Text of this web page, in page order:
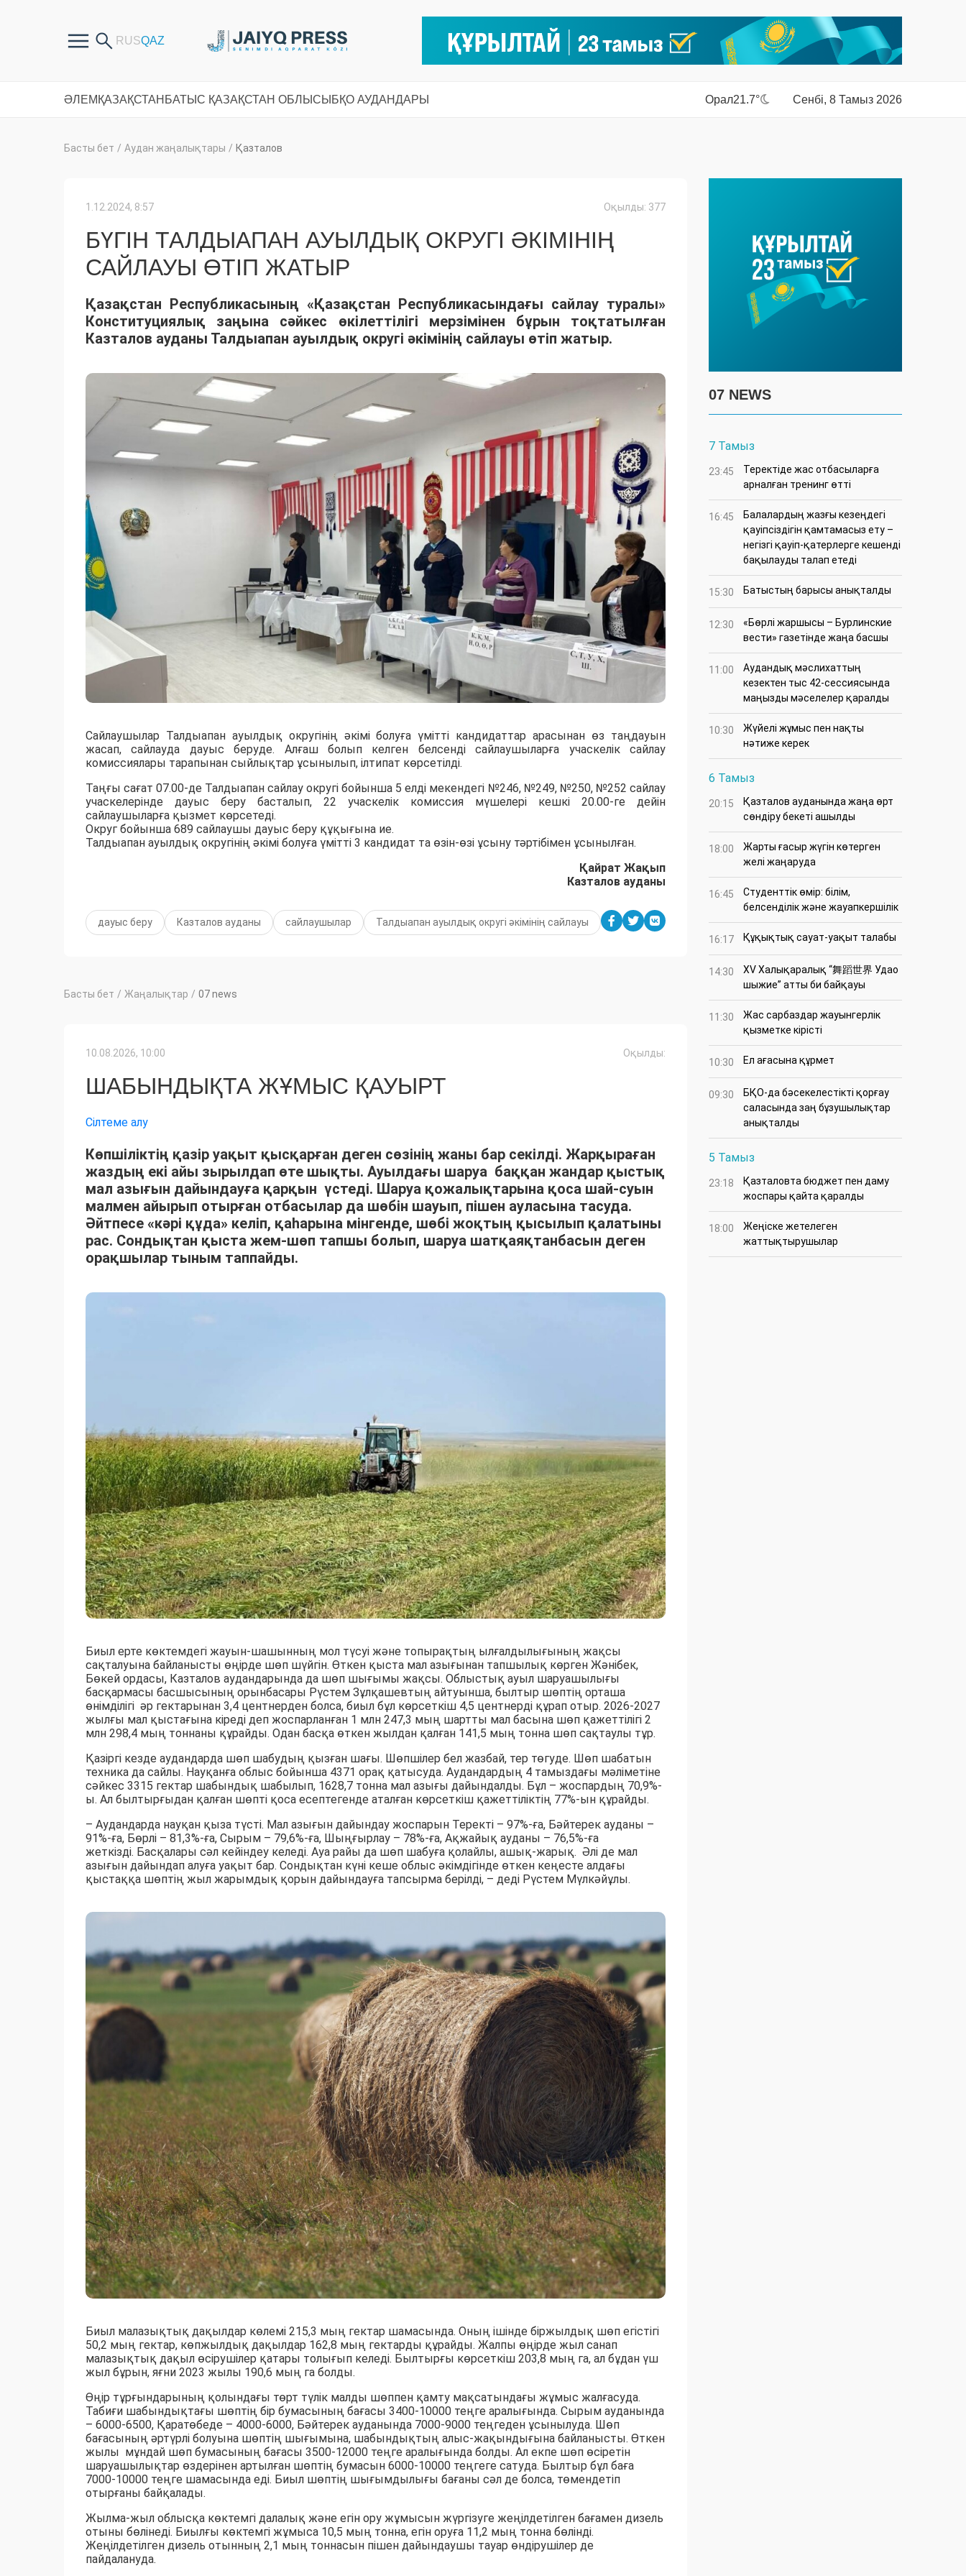
ӘЛЕМ ҚАЗАҚСТАН БАТЫС ҚАЗАҚСТАН ОБЛЫСЫ БҚО АУДАНДАРЫ Орал21.7° Сенбі, 8 Тамыз 2026
Басты бет / Аудан жаңалықтары / Қазталов
1.12.2024, 8:57 Оқылды: 377
БҮГІН ТАЛДЫАПАН АУЫЛДЫҚ ОКРУГІ ӘКІМІНІҢ
САЙЛАУЫ ӨТІП ЖАТЫР
Қазақстан Республикасының «Қазақстан Республикасындағы сайлау туралы»
Конституциялық заңына сәйкес өкілеттілігі мерзімінен бұрын тоқтатылған
Казталов ауданы Талдыапан ауылдық округі әкімінің сайлауы өтіп жатыр.
Сайлаушылар Талдыапан ауылдық округінің әкімі болуға үмітті кандидаттар арасынан өз таңдауын
жасап, сайлауда дауыс беруде. Алғаш болып келген белсенді сайлаушыларға учаскелік сайлау
комиссиялары тарапынан сыйлықтар ұсынылып, ілтипат көрсетілді.
Таңғы сағат 07.00-де Талдыапан сайлау округі бойынша 5 елді мекендегі №246, №249, №250, №252 сайлау
учаскелерінде дауыс беру басталып, 22 учаскелік комиссия мүшелері кешкі 20.00-ге дейін
сайлаушыларға қызмет көрсетеді.
Округ бойынша 689 сайлаушы дауыс беру құқығына ие.
Талдыапан ауылдық округінің әкімі болуға үмітті 3 кандидат та өзін-өзі ұсыну тәртібімен ұсынылған.
Қайрат Жақып
Казталов ауданы
дауыс беру Казталов ауданы сайлаушылар Талдыапан ауылдық округі әкімінің сайлауы
Басты бет / Жаңалықтар / 07 news
10.08.2026, 10:00 Оқылды:
ШАБЫНДЫҚТА ЖҰМЫС ҚАУЫРТ
Сілтеме алу
Көпшіліктің қазір уақыт қысқарған деген сөзінің жаны бар секілді. Жарқыраған
жаздың екі айы зырылдап өте шықты. Ауылдағы шаруа баққан жандар қыстық
мал азығын дайындауға қарқын үстеді. Шаруа қожалықтарына қоса шай-суын
малмен айырып отырған отбасылар да шөбін шауып, пішен ауласына тасуда.
Әйтпесе «кәрі құда» келіп, қаһарына мінгенде, шөбі жоқтың қысылып қалатыны
рас. Сондықтан қыста жем-шөп тапшы болып, шаруа шатқаяқтанбасын деген
орақшылар тыным таппайды.
Биыл ерте көктемдегі жауын-шашынның мол түсуі және топырақтың ылғалдылығының жақсы
сақталуына байланысты өңірде шөп шүйгін. Өткен қыста мал азығынан тапшылық көрген Жәнібек,
Бөкей ордасы, Казталов аудандарында да шөп шығымы жақсы. Облыстық ауыл шаруашылығы
басқармасы басшысының орынбасары Рүстем Зұлқашевтың айтуынша, былтыр шөптің орташа
өнімділігі әр гектарынан 3,4 центнерден болса, биыл бұл көрсеткіш 4,5 центнерді құрап отыр. 2026-2027
жылғы мал қыстағына кіреді деп жоспарланған 1 млн 247,3 мың шартты мал басына шөп қажеттілігі 2
млн 298,4 мың тоннаны құрайды. Одан басқа өткен жылдан қалған 141,5 мың тонна шөп сақтаулы тұр.
Қазіргі кезде аудандарда шөп шабудың қызған шағы. Шөпшілер бел жазбай, тер төгуде. Шөп шабатын
техника да сайлы. Науқанға облыс бойынша 4371 орақ қатысуда. Аудандардың 4 тамыздағы мәліметіне
сәйкес 3315 гектар шабындық шабылып, 1628,7 тонна мал азығы дайындалды. Бұл – жоспардың 70,9%-
ы. Ал былтырғыдан қалған шөпті қоса есептегенде аталған көрсеткіш қажеттіліктің 77%-ын құрайды.
– Аудандарда науқан қыза түсті. Мал азығын дайындау жоспарын Теректі – 97%-ға, Бәйтерек ауданы –
91%-ға, Бөрлі – 81,3%-ға, Сырым – 79,6%-ға, Шыңғырлау – 78%-ға, Ақжайық ауданы – 76,5%-ға
жеткізді. Басқалары сәл кейіндеу келеді. Ауа райы да шөп шабуға қолайлы, ашық-жарық. Әлі де мал
азығын дайындап алуға уақыт бар. Сондықтан күні кеше облыс әкімдігінде өткен кеңесте алдағы
қыстаққа шөптің жыл жарымдық қорын дайындауға тапсырма берілді, – деді Рүстем Мүлкәйұлы.
Биыл малазықтық дақылдар көлемі 215,3 мың гектар шамасында. Оның ішінде біржылдық шөп егістігі
50,2 мың гектар, көпжылдық дақылдар 162,8 мың гектарды құрайды. Жалпы өңірде жыл санап
малазықтық дақыл өсірушілер қатары толығып келеді. Былтырғы көрсеткіш 203,8 мың га, ал бұдан үш
жыл бұрын, яғни 2023 жылы 190,6 мың га болды.
Өңір тұрғындарының қолындағы төрт түлік малды шөппен қамту мақсатындағы жұмыс жалғасуда.
Табиғи шабындықтағы шөптің бір бумасының бағасы 3400-10000 теңге аралығында. Сырым ауданында
– 6000-6500, Қаратөбеде – 4000-6000, Бәйтерек ауданында 7000-9000 теңгеден ұсынылуда. Шөп
бағасының әртүрлі болуына шөптің шығымына, шабындықтың алыс-жақындығына байланысты. Өткен
жылы мұндай шөп бумасының бағасы 3500-12000 теңге аралығында болды. Ал екпе шөп өсіретін
шаруашылықтар өздерінен артылған шөптің бумасын 6000-10000 теңгеге сатуда. Былтыр бұл баға
7000-10000 теңге шамасында еді. Биыл шөптің шығымдылығы бағаны сәл де болса, төмендетіп
отырғаны байқалады.
Жылма-жыл облысқа көктемгі далалық және егін ору жұмысын жүргізуге жеңілдетілген бағамен дизель
отыны бөлінеді. Биылғы көктемгі жұмыса 10,5 мың тонна, егін оруға 11,2 мың тонна бөлінді.
Жеңілдетілген дизель отынның 2,1 мың тоннасын пішен дайындаушы тауар өндірушілер де
пайдалануда.
07 NEWS
7 Тамыз
23:45
​Теректіде жас отбасыларға
арналған тренинг өтті
16:45
Балалардың жазғы кезеңдегі
қауіпсіздігін қамтамасыз ету –
негізгі қауіп-қатерлерге кешенді
бақылауды талап етеді
15:30 Батыстың барысы анықталды
12:30
«Бөрлі жаршысы – Бурлинские
вести» газетінде жаңа басшы
11:00
Аудандық мәслихаттың
кезектен тыс 42-сессиясында
маңызды мәселелер қаралды
10:30
Жүйелі жұмыс пен нақты
нәтиже керек
6 Тамыз
20:15
Қазталов ауданында жаңа өрт
сөндіру бекеті ашылды
18:00
Жарты ғасыр жүгін көтерген
желі жаңаруда
16:45
Студенттік өмір: білім,
белсенділік және жауапкершілік
16:17 Құқықтық сауат-уақыт талабы
14:30
XV Халықаралық “舞蹈世界 Удао
шыжие” атты би байқауы
11:30
Жас сарбаздар жауынгерлік
қызметке кірісті
10:30 Ел ағасына құрмет
09:30
БҚО-да бәсекелестікті қорғау
саласында заң бұзушылықтар
анықталды
5 Тамыз
23:18
Қазталовта бюджет пен даму
жоспары қайта қаралды
18:00
Жеңіске жетелеген
жаттықтырушылар